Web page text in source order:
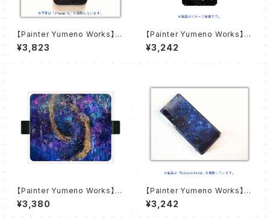
【Painter Yumeno Works】桜
舞う夜 スマホケース【iPhone
用ラバーケース】
¥3,823
【Painter Yumeno Works】桜
舞う夜 スマホケース【ハードケ
ース】
¥3,242
【Painter Yumeno Works】雨
の神々 スマホケース【手帳型ケ
ース】
¥3,380
【Painter Yumeno Works】永
劫の定め スマホケース【ハード
ケース】
¥3,242